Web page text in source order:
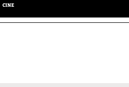
CINE